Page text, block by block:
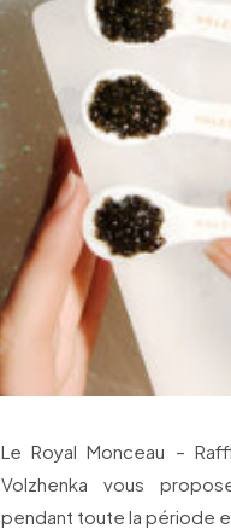
Le Royal Monceau –
Volzhenka vous
pendant toute la période